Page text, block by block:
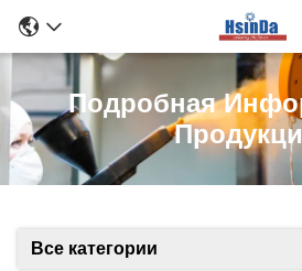
Подробная
Все категории